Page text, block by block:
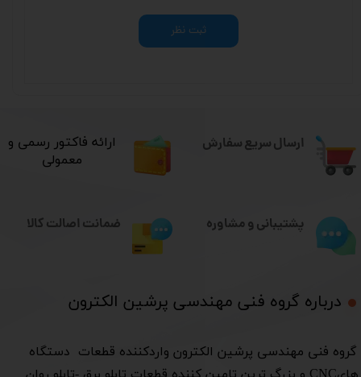
ثبت نظر
ارسال سریع سفارش
درباره گروه فنی مهندسی پرشین الکترون​​​​​​​
​گروه فنی مهندسی پرشین الکترون واردکننده قطعات دستگاه
​ارائه فاکتور رسمی و
معمولی
پشتیبانی و مشاوره ضمانت اصالت کالا